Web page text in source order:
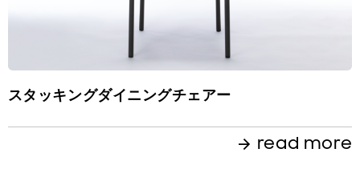
スタッキングダイニングチェアー
read more